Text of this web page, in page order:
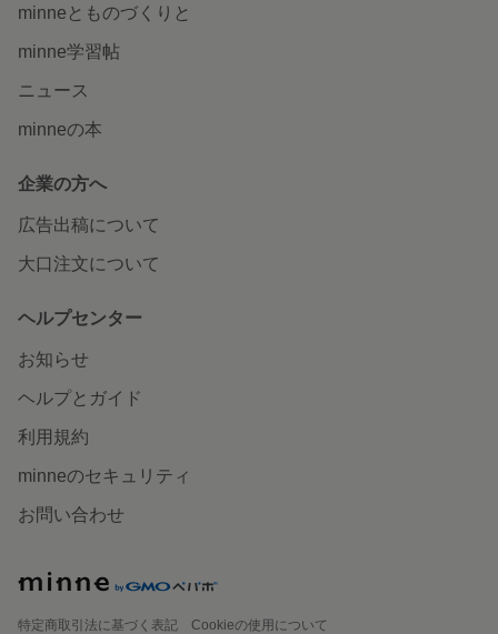
minneとものづくりと
minne学習帖
ニュース
minneの本
企業の方へ
広告出稿について
大口注文について
ヘルプセンター
お知らせ
ヘルプとガイド
利用規約
minneのセキュリティ
お問い合わせ
特定商取引法に基づく表記
Cookieの使用について